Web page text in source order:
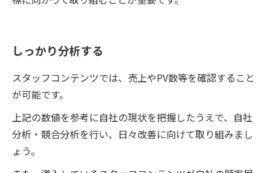
しっかり分析する
スタッフコンテンツでは、売上やPV数等を確認すること
が可能です。
上記の数値を参考に自社の現状を把握したうえで、自社
分析・競合分析を行い、日々改善に向けて取り組みまし
ょう。